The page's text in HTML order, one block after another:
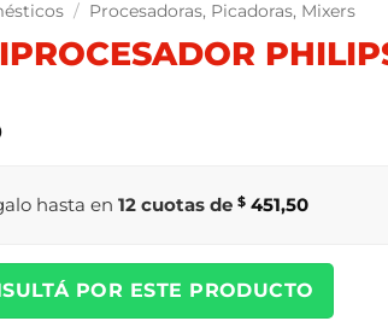
/ Procesadoras, Picadoras, Mixers
hasta en 12 cuotas de $ 451,50
POR ESTE PRODUCTO